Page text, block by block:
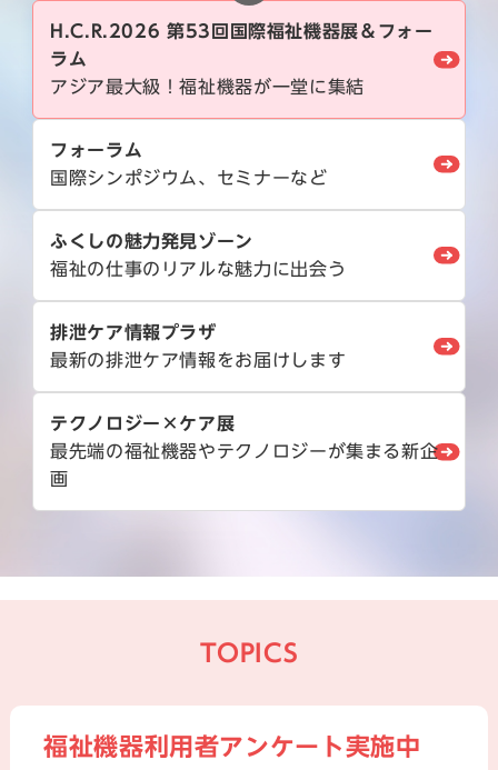
H.C.R.2026 第53回国際福祉機器展＆フォー
ラム
アジア最大級！福祉機器が一堂に集結
フォーラム
国際シンポジウム、セミナーなど
ふくしの魅力発見ゾーン
福祉の仕事のリアルな魅力に出会う
排泄ケア情報プラザ
最新の排泄ケア情報をお届けします
テクノロジー×ケア展
最先端の福祉機器やテクノロジーが集まる新企
画
TOPICS
福祉機器利用者アンケート実施中